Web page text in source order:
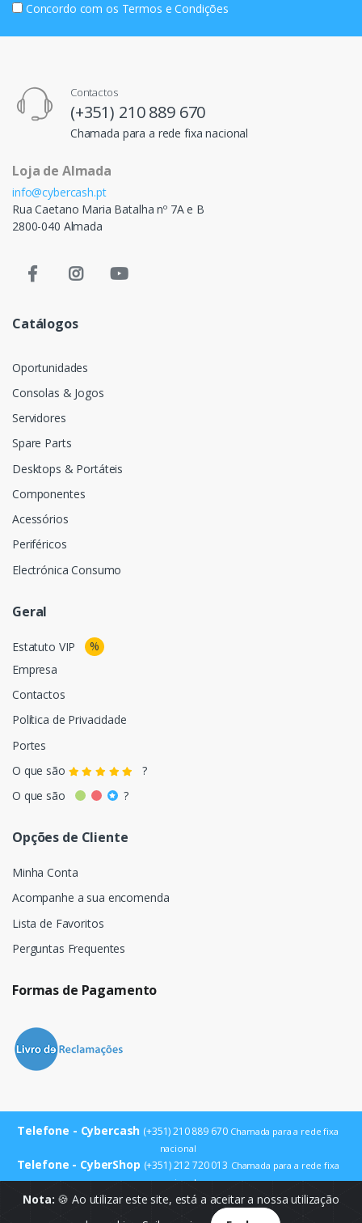
Concordo com os Termos e Condições
Contactos
(+351) 210 889 670
Chamada para a rede fixa nacional
Loja de Almada
info@cybercash.pt
Rua Caetano Maria Batalha nº 7A e B
2800-040 Almada
Catálogos
Oportunidades
Consolas & Jogos
Servidores
Spare Parts
Desktops & Portáteis
Componentes
Acessórios
Periféricos
Electrónica Consumo
Geral
Estatuto VIP
%
Empresa
Contactos
Política de Privacidade
Portes
O que são
?
O que são
?
Opções de Cliente
Minha Conta
Acompanhe a sua encomenda
Lista de Favoritos
Perguntas Frequentes
Formas de Pagamento
Telefone - Cybercash (+351) 210 889 670 Chamada para a rede fixa
nacional
Telefone - CyberShop (+351) 212 720 013 Chamada para a rede fixa
nacional
E-mail info@cybercash.pt
Nota: 🍪 Ao utilizar este site, está a aceitar a nossa utilização